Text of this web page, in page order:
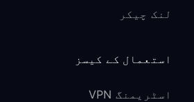
لنک چیکر
استعمال کے کیسز
اسٹریمنگ VPN